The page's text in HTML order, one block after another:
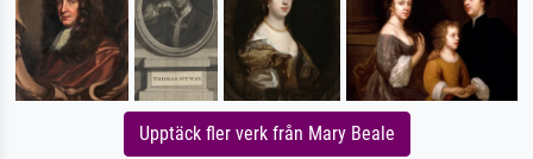
Upptäck fler verk från Mary Beale